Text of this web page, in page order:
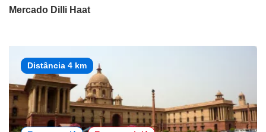
Mercado Dilli Haat
Distância 4 km